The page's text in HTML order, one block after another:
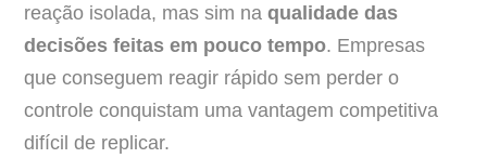
reação isolada, mas sim na qualidade das
decisões feitas em pouco tempo. Empresas
que conseguem reagir rápido sem perder o
controle conquistam uma vantagem competitiva
difícil de replicar.